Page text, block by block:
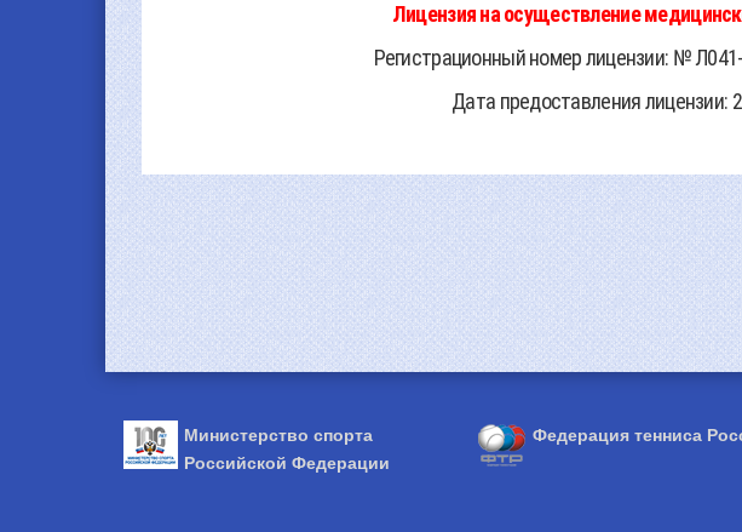
Лицензия на осуществление
Регистрационный номер лицензии: №
Дата предоставления лицензии:
Министерство спорта
Российской Федерации
Федерация тенниса